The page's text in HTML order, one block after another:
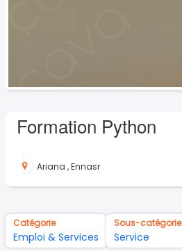
Formation Python
Ariana ,Ennasr
Catégorie
Emploi & Services
Sous-catégorie
Service